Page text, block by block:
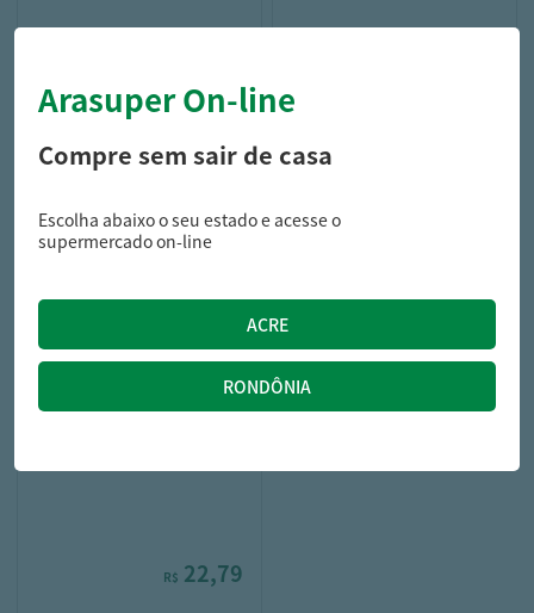
R$ 7,99
R$ 22,79
Arasuper On-line
Compre sem sair de casa
Escolha abaixo o seu estado e acesse o
supermercado on-line